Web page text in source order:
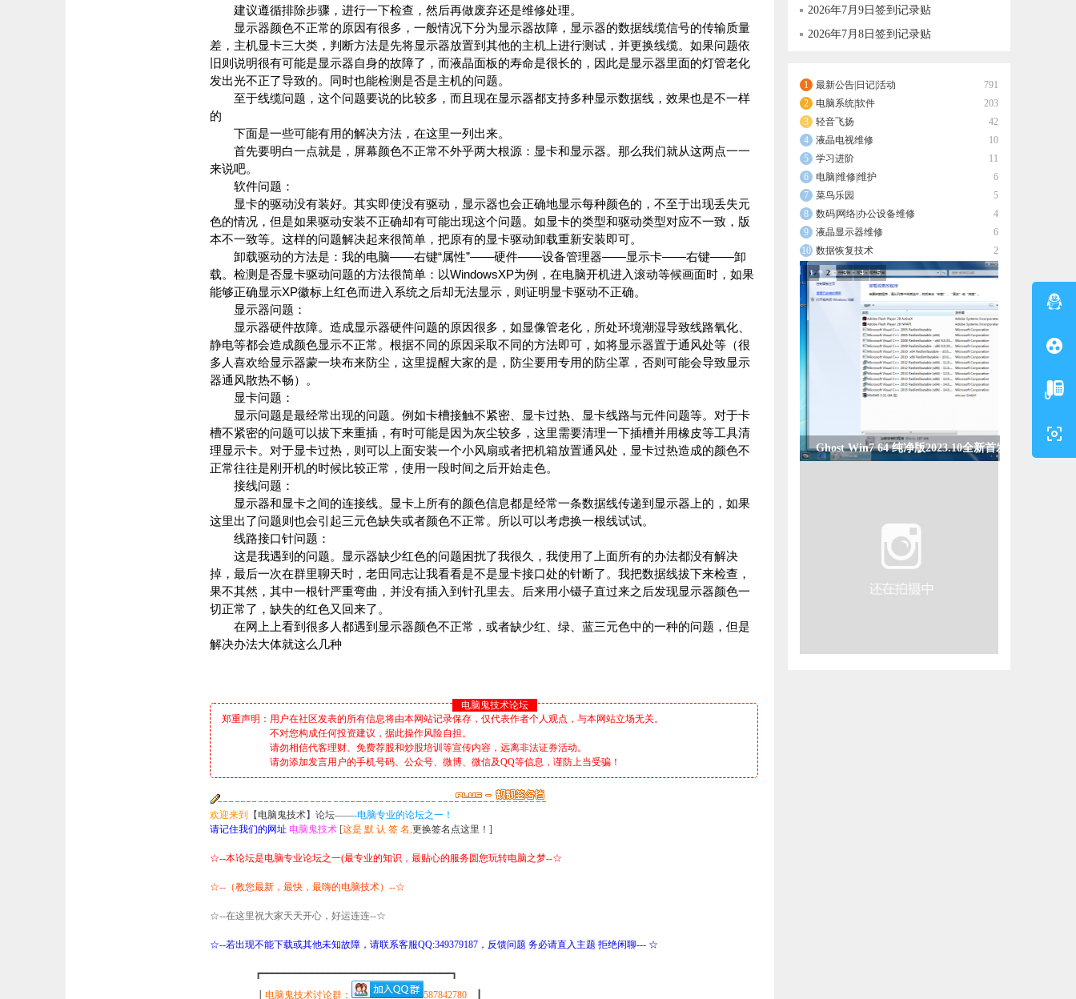
建议遵循排除步骤，进行一下检查，然后再做废弃还是维修处理。
显示器颜色不正常的原因有很多，一般情况下分为显示器故障，显示器的数据线缆信号的传输质量
差，主机显卡三大类，判断方法是先将显示器放置到其他的主机上进行测试，并更换线缆。如果问题依
旧则说明很有可能是显示器自身的故障了，而液晶面板的寿命是很长的，因此是显示器里面的灯管老化
发出光不正了导致的。同时也能检测是否是主机的问题。
至于线缆问题，这个问题要说的比较多，而且现在显示器都支持多种显示数据线，效果也是不一样
的
下面是一些可能有用的解决方法，在这里一列出来。
首先要明白一点就是，屏幕颜色不正常不外乎两大根源：显卡和显示器。那么我们就从这两点一一
来说吧。
软件问题：
显卡的驱动没有装好。其实即使没有驱动，显示器也会正确地显示每种颜色的，不至于出现丢失元
色的情况，但是如果驱动安装不正确却有可能出现这个问题。如显卡的类型和驱动类型对应不一致，版
本不一致等。这样的问题解决起来很简单，把原有的显卡驱动卸载重新安装即可。
卸载驱动的方法是：我的电脑——右键“属性”——硬件——设备管理器——显示卡——右键——卸
载。检测是否显卡驱动问题的方法很简单：以WindowsXP为例，在电脑开机进入滚动等候画面时，如果
能够正确显示XP徽标上红色而进入系统之后却无法显示，则证明显卡驱动不正确。
显示器问题：
显示器硬件故障。造成显示器硬件问题的原因很多，如显像管老化，所处环境潮湿导致线路氧化、
静电等都会造成颜色显示不正常。根据不同的原因采取不同的方法即可，如将显示器置于通风处等（很
多人喜欢给显示器蒙一块布来防尘，这里提醒大家的是，防尘要用专用的防尘罩，否则可能会导致显示
器通风散热不畅）。
显卡问题：
显示问题是最经常出现的问题。例如卡槽接触不紧密、显卡过热、显卡线路与元件问题等。对于卡
槽不紧密的问题可以拔下来重插，有时可能是因为灰尘较多，这里需要清理一下插槽并用橡皮等工具清
理显示卡。对于显卡过热，则可以上面安装一个小风扇或者把机箱放置通风处，显卡过热造成的颜色不
正常往往是刚开机的时候比较正常，使用一段时间之后开始走色。
接线问题：
显示器和显卡之间的连接线。显卡上所有的颜色信息都是经常一条数据线传递到显示器上的，如果
这里出了问题则也会引起三元色缺失或者颜色不正常。所以可以考虑换一根线试试。
线路接口针问题：
这是我遇到的问题。显示器缺少红色的问题困扰了我很久，我使用了上面所有的办法都没有解决
掉，最后一次在群里聊天时，老田同志让我看看是不是显卡接口处的针断了。我把数据线拔下来检查，
果不其然，其中一根针严重弯曲，并没有插入到针孔里去。后来用小镊子直过来之后发现显示器颜色一
切正常了，缺失的红色又回来了。
在网上上看到很多人都遇到显示器颜色不正常，或者缺少红、绿、蓝三元色中的一种的问题，但是
解决办法大体就这么几种
电脑鬼技术论坛
郑重声明：用户在社区发表的所有信息将由本网站记录保存，仅代表作者个人观点，与本网站立场无关。
不对您构成任何投资建议，据此操作风险自担。
请勿相信代客理财、免费荐股和炒股培训等宣传内容，远离非法证券活动。
请勿添加发言用户的手机号码、公众号、微博、微信及QQ等信息，谨防上当受骗！
欢迎来到 【 电脑鬼技术】论坛——-电脑专业的论坛之一！
请记住我们的网址 电脑鬼技术 [这是 默 认 签 名,更换签名点这里！]
☆--本论坛是电脑专业论坛之一(最专业的知识，最贴心的服务圆您玩转电脑之梦--☆
☆--（教您最新，最快，最嗨的电脑技术）--☆
☆--在这里祝大家天天开心，好运连连--☆
☆--若出现不能下载或其他未知故障，请联系客服QQ:349379187，反馈问题 务必请直入主题 拒绝闲聊--- ☆
┏━━━━━━━━━━━━━━━━━━━━━━━━━━━━━━━━━━┓
电脑鬼技术讨论群： 587842780
2026年7月9日签到记录贴
2026年7月8日签到记录贴
791
最新公告|日记|活动
203
电脑系统|软件
42
轻音飞扬
10
液晶电视维修
11
学习进阶
6
电脑|维修|维护
5
菜鸟乐园
4
数码|网络|办公设备维修
6
液晶显示器维修
2
数据恢复技术
Ghost Win10 64 纯净专业版
1 2 3 4 5